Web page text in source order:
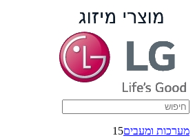
VRF-
V3
HEAT
RECOVERY
-
מערכות ומעבים15